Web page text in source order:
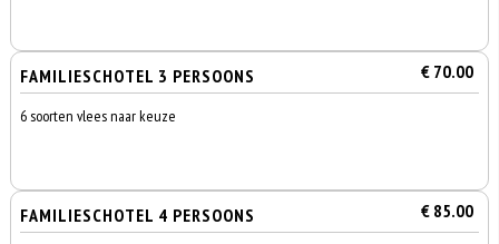
FAMILIESCHOTEL 3 PERSOONS € 70.00
6 soorten vlees naar keuze
FAMILIESCHOTEL 4 PERSOONS € 85.00